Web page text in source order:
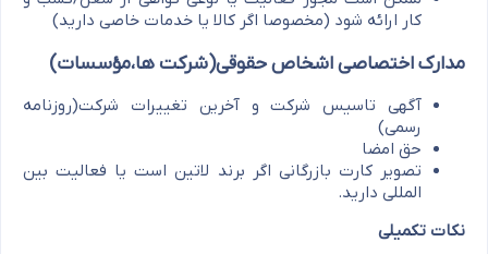
کار ارائه شود (مخصوصا اگر کالا یا خدمات خاصی دارید)
مدارک اختصاصی اشخاص حقوقی(شرکت ها،مؤسسات)
آگهی تاسیس شرکت و آخرین تغییرات شرکت(روزنامه
رسمی)
حق امضا
تصویر کارت بازرگانی اگر برند لاتین است یا فعالیت بین
المللی دارید.
نکات تکمیلی